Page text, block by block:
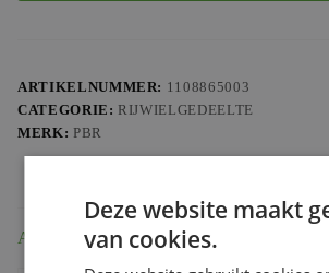
ARTIKELNUMMER: 1108865003
CATEGORIE: RIJWIELGEDEELTE
MERK: PBR
Aanvullende informatie
Deze website maakt
van cookies.